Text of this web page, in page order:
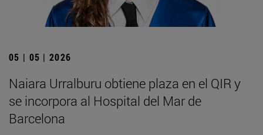
05 | 05 | 2026
Naiara Urralburu obtiene plaza en el QIR y
se incorpora al Hospital del Mar de
Barcelona